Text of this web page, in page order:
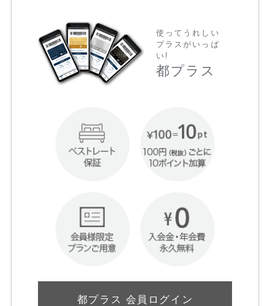
使ってうれしい
プラスがいっぱ
い!
都プラス
都プラス 会員ログイン